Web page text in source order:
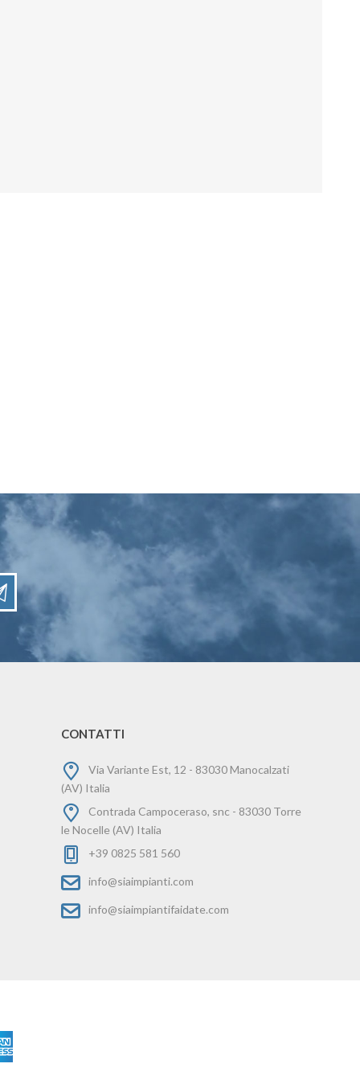
CONTATTI
Via Variante Est, 12 - 83030 Manocalzati
(AV) Italia
Contrada Campoceraso, snc - 83030 Torre
le Nocelle (AV) Italia
+39 0825 581 560
info@siaimpianti.com
info@siaimpiantifaidate.com